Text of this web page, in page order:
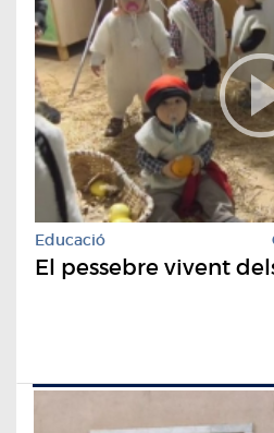
Educació
El pessebre vivent